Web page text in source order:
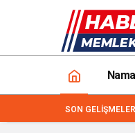
SON GELIŞMELER